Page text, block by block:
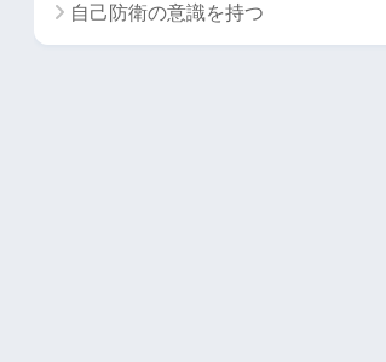
自己防衛の意識を持つ